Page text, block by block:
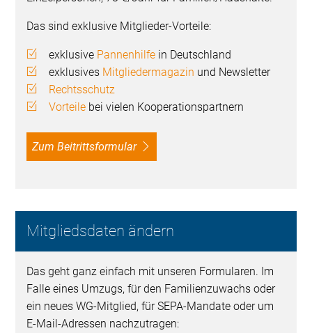
Das sind exklusive Mitglieder-Vorteile:
exklusive Pannenhilfe in Deutschland
exklusives Mitgliedermagazin und Newsletter
Rechtsschutz
Vorteile bei vielen Kooperationspartnern
Zum Beitrittsformular
Mitgliedsdaten ändern
Das geht ganz einfach mit unseren Formularen. Im
Falle eines Umzugs, für den Familienzuwachs oder
ein neues WG-Mitglied, für SEPA-Mandate oder um
E-Mail-Adressen nachzutragen: